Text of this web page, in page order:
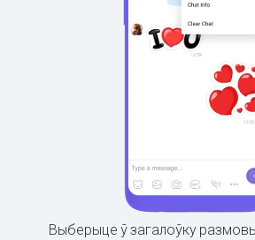
Выберыце ў загалоўку размовы